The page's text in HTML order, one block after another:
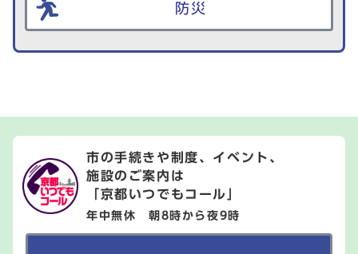
防災
市の手続きや制度、イベント、
施設のご案内は
「京都いつでもコール」
年中無休 朝8時から夜9時